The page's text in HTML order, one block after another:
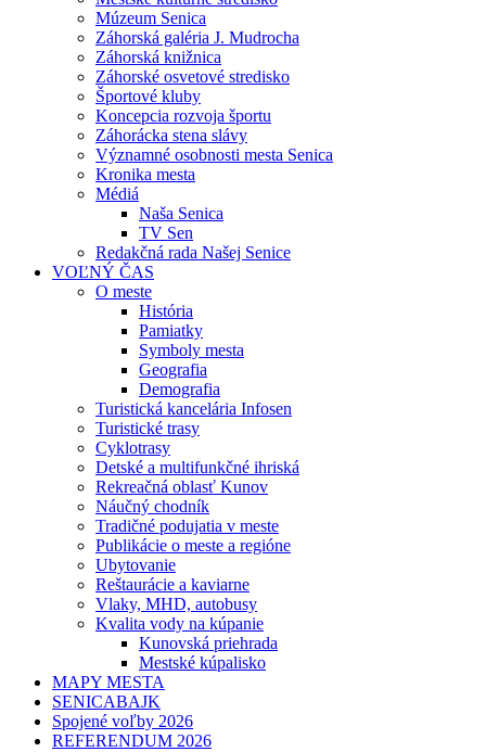
Múzeum Senica
Záhorská galéria J. Mudrocha
Záhorská knižnica
Záhorské osvetové stredisko
Športové kluby
Koncepcia rozvoja športu
Záhorácka stena slávy
Významné osobnosti mesta Senica
Kronika mesta
Médiá
Naša Senica
TV Sen
Redakčná rada Našej Senice
VOĽNÝ ČAS
O meste
História
Pamiatky
Symboly mesta
Geografia
Demografia
Turistická kancelária Infosen
Turistické trasy
Cyklotrasy
Detské a multifunkčné ihriská
Rekreačná oblasť Kunov
Náučný chodník
Tradičné podujatia v meste
Publikácie o meste a regióne
Ubytovanie
Reštaurácie a kaviarne
Vlaky, MHD, autobusy
Kvalita vody na kúpanie
Kunovská priehrada
Mestské kúpalisko
MAPY MESTA
SENICABAJK
Spojené voľby 2026
REFERENDUM 2026